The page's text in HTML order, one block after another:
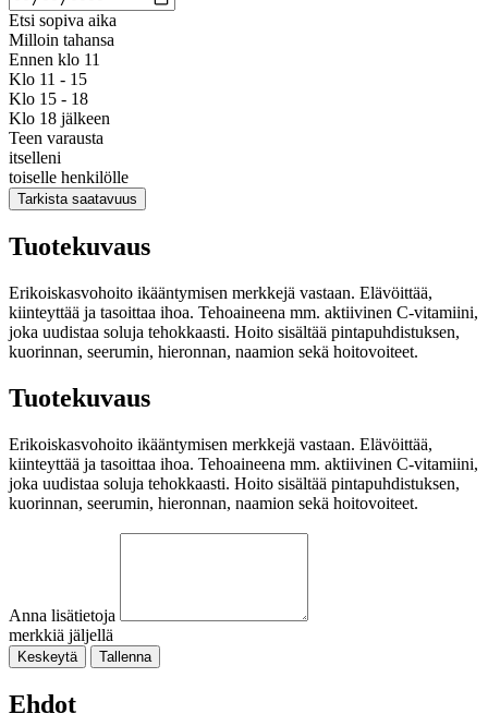
Etsi sopiva aika
Milloin tahansa
Ennen klo 11
Klo 11 - 15
Klo 15 - 18
Klo 18 jälkeen
Teen varausta
itselleni
toiselle henkilölle
Tarkista saatavuus
Tuotekuvaus
Erikoiskasvohoito ikääntymisen merkkejä vastaan. Elävöittää,
kiinteyttää ja tasoittaa ihoa. Tehoaineena mm. aktiivinen C-vitamiini,
joka uudistaa soluja tehokkaasti. Hoito sisältää pintapuhdistuksen,
kuorinnan, seerumin, hieronnan, naamion sekä hoitovoiteet.
Tuotekuvaus
Erikoiskasvohoito ikääntymisen merkkejä vastaan. Elävöittää,
kiinteyttää ja tasoittaa ihoa. Tehoaineena mm. aktiivinen C-vitamiini,
joka uudistaa soluja tehokkaasti. Hoito sisältää pintapuhdistuksen,
kuorinnan, seerumin, hieronnan, naamion sekä hoitovoiteet.
Anna lisätietoja
merkkiä jäljellä
Keskeytä Tallenna
Ehdot